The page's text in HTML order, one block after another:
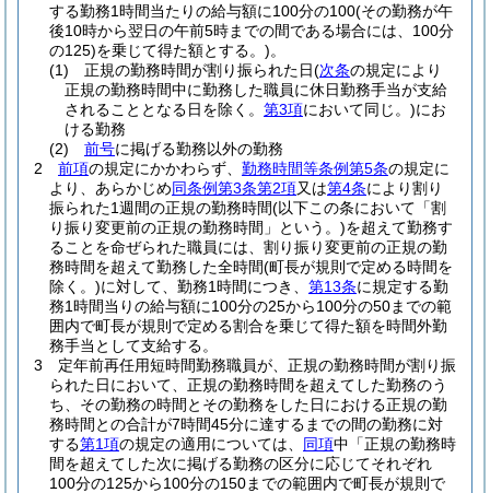
する勤務1時間当たりの給与額に100分の100(その勤務が午
後10時から翌日の午前5時までの間である場合には、100分
の125)を乗じて得た額とする。)。
(1)
正規の勤務時間が割り振られた日(次条の規定により
正規の勤務時間中に勤務した職員に休日勤務手当が支給
されることとなる日を除く。 第3項において同じ。)にお
ける勤務
(2)
前号に掲げる勤務以外の勤務
2
前項の規定にかかわらず、 勤務時間等条例第5条の規定に
より、あらかじめ同条例第3条第2項又は第4条により割り
振られた1週間の正規の勤務時間(以下この条において「割
り振り変更前の正規の勤務時間」という。)を超えて勤務す
ることを命ぜられた職員には、割り振り変更前の正規の勤
務時間を超えて勤務した全時間(町長が規則で定める時間を
除く。)に対して、勤務1時間につき、 第13条に規定する勤
務1時間当りの給与額に100分の25から100分の50までの範
囲内で町長が規則で定める割合を乗じて得た額を時間外勤
務手当として支給する。
3
定年前再任用短時間勤務職員が、正規の勤務時間が割り振
られた日において、正規の勤務時間を超えてした勤務のう
ち、その勤務の時間とその勤務をした日における正規の勤
務時間との合計が7時間45分に達するまでの間の勤務に対
する第1項の規定の適用については、 同項中「正規の勤務時
間を超えてした次に掲げる勤務の区分に応じてそれぞれ
100分の125から100分の150までの範囲内で町長が規則で